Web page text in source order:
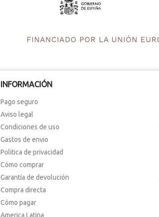
INFORMACIÓN
Pago seguro
Aviso legal
Condiciones de uso
Gastos de envio
Politica de privacidad
Cómo comprar
Garantía de devolución
Compra directa
Cómo pagar
America Latina